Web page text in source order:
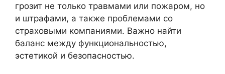
грозит не только травмами или пожаром, но
и штрафами, а также проблемами со
страховыми компаниями. Важно найти
баланс между функциональностью,
эстетикой и безопасностью.